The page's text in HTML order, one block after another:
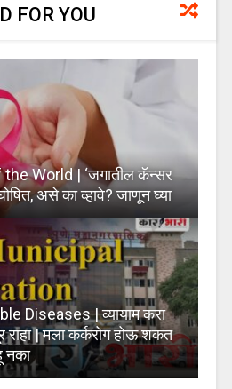
FOR YOU
World | ‘जगातील कॅन्सर
असे का व्हावे? जाणून घ्या
Diseases | व्यायाम करा
| मला कर्करोग होऊ शकत
नका